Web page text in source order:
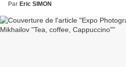
Par Eric SIMON